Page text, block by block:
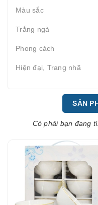
Màu sắc
Trắng ngà
Phong cách
Hiện đại, Trang nhã
SẢN
Có phải bạn đang